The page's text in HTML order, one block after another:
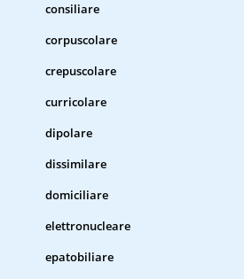
consiliare
corpuscolare
crepuscolare
curricolare
dipolare
dissimilare
domiciliare
elettronucleare
epatobiliare